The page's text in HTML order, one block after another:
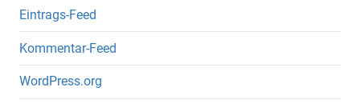
Eintrags-Feed
Kommentar-Feed
WordPress.org